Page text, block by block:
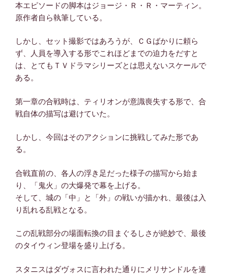
本エピソードの脚本はジョージ・Ｒ・Ｒ・マーティン。
原作者自ら執筆している。
しかし、セット撮影ではあろうが、ＣＧばかりに頼ら
ず、人員を導入する形でこれほどまでの迫力をだすと
は、とてもＴＶドラマシリーズとは思えないスケールで
ある。
第一章の合戦時は、ティリオンが意識喪失する形で、合
戦自体の描写は避けていた。
しかし、今回はそのアクションに挑戦してみた形であ
る。
合戦直前の、各人の浮き足だった様子の描写から始ま
り、「鬼火」の大爆発で幕を上げる。
そして、城の「中」と「外」の戦いが描かれ、最後は入
り乱れる乱戦となる。
この乱戦部分の場面転換の目まぐるしさが絶妙で、最後
のタイウィン登場を盛り上げる。
スタニスはダヴォスに言われた通りにメリサンドルを連